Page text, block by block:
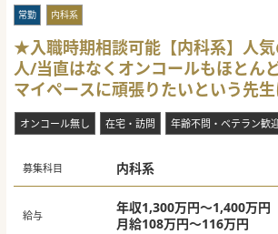
する雰囲気が醸成されています。チーム医
環境といえます。
【具体的な医療機関情報】
■長崎市北部に位置する大規模精神科病
の中核を担っています。地域に根ざした
す。
れています。最新の医療情報システムを
です。
き方を提案いたします。
常勤 内科系
★入職時期相談可能【内科系】人
人/当直はなくオンコールもほとん
マイペースに頑張りたいという先
求人です♪
オンコール無し 在宅・訪問 年齢不問・ベテラン歓
募集科目 内科系
給与
年収1,300万円～1,400万円
月給108万円～116万円